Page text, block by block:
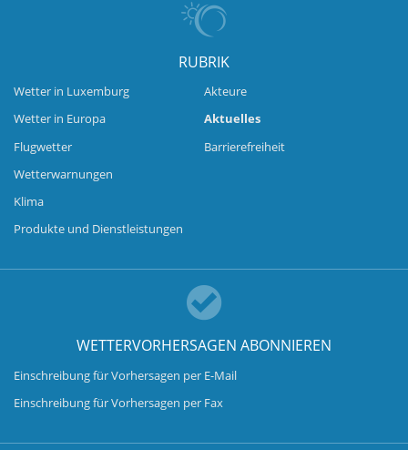
RUBRIK
Wetter in Luxemburg
Wetter in Europa
Flugwetter
Wetterwarnungen
Klima
Produkte und Dienstleistungen
Akteure
Aktuelles
Barrierefreiheit
WETTERVORHERSAGEN ABONNIEREN
Einschreibung für Vorhersagen per E-Mail
Einschreibung für Vorhersagen per Fax